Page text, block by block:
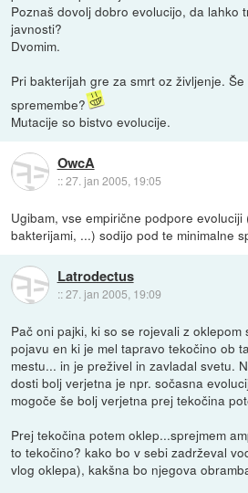
Poznaš dovolj dobro evolucijo, da lahko
javnosti?
Dvomim.
Pri bakterijah gre za smrt oz življenje.
spremembe?
Mutacije so bistvo evolucije.
OwcA
::27. jan 2005, 19:05
Ugibam, vse empirične podpore evoluciji
bakterijami, ...) sodijo pod te minimalne
Latrodectus
::27. jan 2005, 19:09
Pač oni pajki, ki so se rojevali z
pojavu en ki je mel tapravo tekočino ob
mestu... in je preživel in zavladal svetu.
dosti bolj verjetna je npr. sočasna
mogoče še bolj verjetna prej tekočina
Prej tekočina potem oklep...sprejmem
to tekočino? kako bo v sebi zadrževal
vlog oklepa), kakšna bo njegova